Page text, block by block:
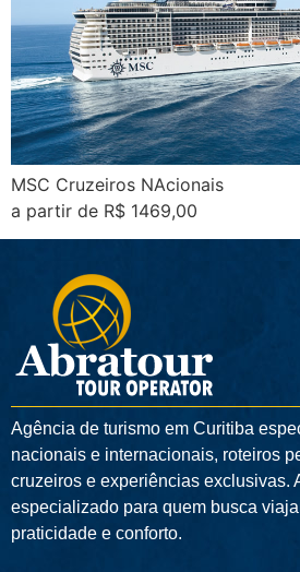
MSC Cruzeiros NAcionais
a partir de R$ 1469,00
Agência de turismo em Curitiba
nacionais e internacionais, roteiros
cruzeiros e experiências exclusivas.
especializado para quem busca
praticidade e conforto.